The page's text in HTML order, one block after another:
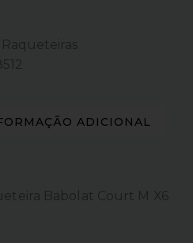
Raqueteiras
ADICIONAL
Babolat Court M X6